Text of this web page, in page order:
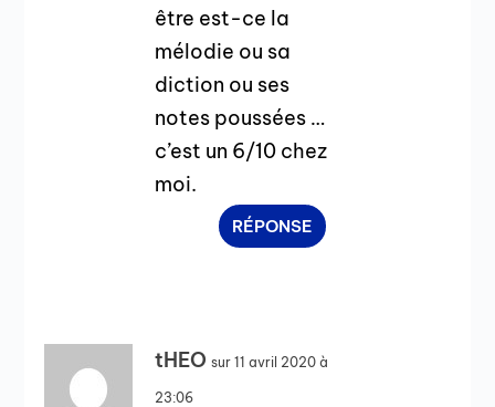
être est-ce la
mélodie ou sa
diction ou ses
notes poussées …
c’est un 6/10 chez
moi.
RÉPONSE
tHEO sur 11 avril 2020 à
23:06